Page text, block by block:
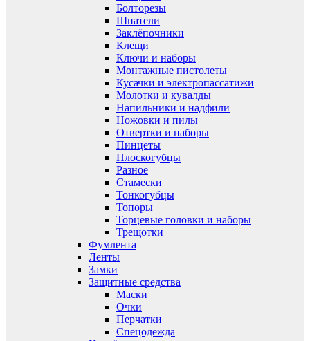
Болторезы
Шпатели
Заклёпочники
Клещи
Ключи и наборы
Монтажные пистолеты
Кусачки и электропассатижи
Молотки и кувалды
Напильники и надфили
Ножовки и пилы
Отвертки и наборы
Пинцеты
Плоскогубцы
Разное
Стамески
Тонкогубцы
Топоры
Торцевые головки и наборы
Трещотки
Фумлента
Ленты
Замки
Защитные средства
Маски
Очки
Перчатки
Спецодежда